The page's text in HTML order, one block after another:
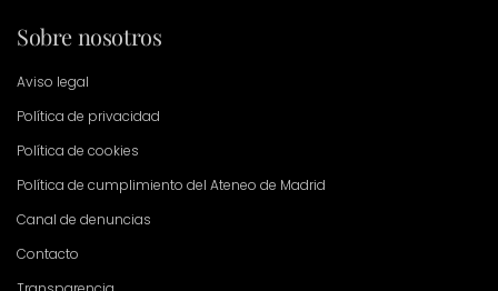
Sobre nosotros
Aviso legal
Política de privacidad
Política de cookies
Política de cumplimiento del Ateneo de Madrid
Canal de denuncias
Contacto